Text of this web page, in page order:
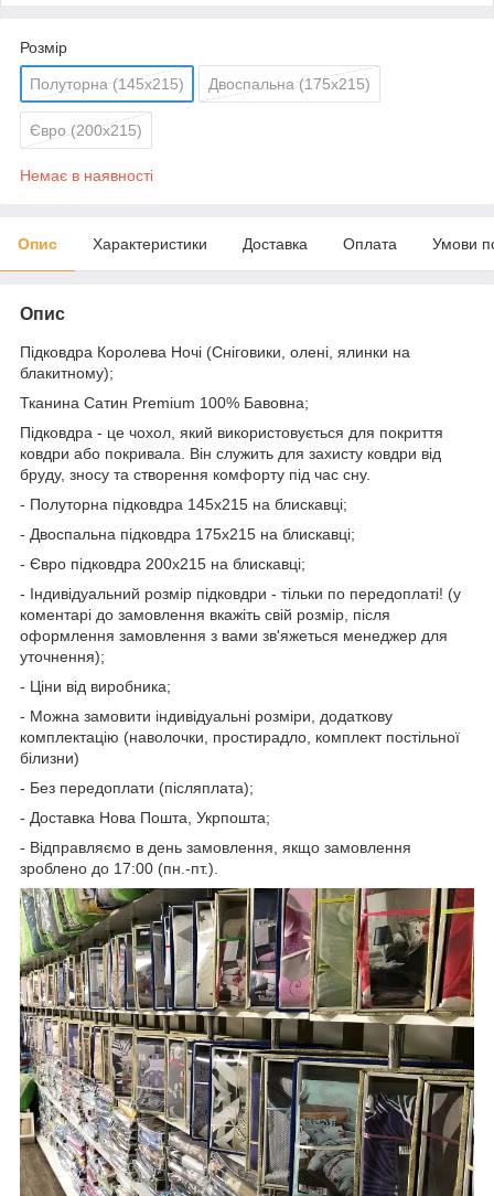
Розмір
Полуторна (145х215) Двоспальна (175х215)
Євро (200х215)
Немає в наявності
Опис Характеристики Доставка Оплата Умови
Опис
Підковдра Королева Ночі (Сніговики, олені, ялинки на
блакитному);
Тканина Сатин Premium 100% Бавовна;
Підковдра - це чохол, який використовується для покриття
ковдри або покривала. Він служить для захисту ковдри від
бруду, зносу та створення комфорту під час сну.
- Полуторна підковдра 145х215 на блискавці;
- Двоспальна підковдра 175х215 на блискавці;
- Євро підковдра 200х215 на блискавці;
- Індивідуальний розмір підковдри - тільки по передоплаті! (у
коментарі до замовлення вкажіть свій розмір, після
оформлення замовлення з вами зв'яжеться менеджер для
уточнення);
- Ціни від виробника;
- Можна замовити індивідуальні розміри, додаткову
комплектацію (наволочки, простирадло, комплект постільної
білизни)
- Без передоплати (післяплата);
- Доставка Нова Пошта, Укрпошта;
- Відправляємо в день замовлення, якщо замовлення
зроблено до 17:00 (пн.-пт.).